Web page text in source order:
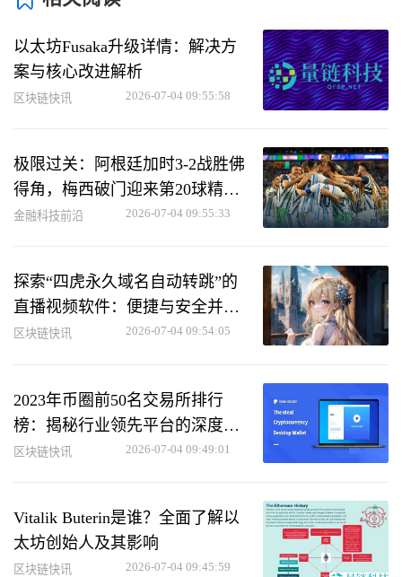
以太坊Fusaka升级详情：解决方
案与核心改进解析
区块链快讯 2026-07-04 09:55:58
极限过关：阿根廷加时3-2战胜佛
得角，梅西破门迎来第20球精彩
表现
金融科技前沿 2026-07-04 09:55:33
探索“四虎永久域名自动转跳”的
直播视频软件：便捷与安全并存
的选择
区块链快讯 2026-07-04 09:54:05
2023年币圈前50名交易所排行
榜：揭秘行业领先平台的深度分
析
区块链快讯 2026-07-04 09:49:01
Vitalik Buterin是谁？全面了解以
太坊创始人及其影响
区块链快讯 2026-07-04 09:45:59